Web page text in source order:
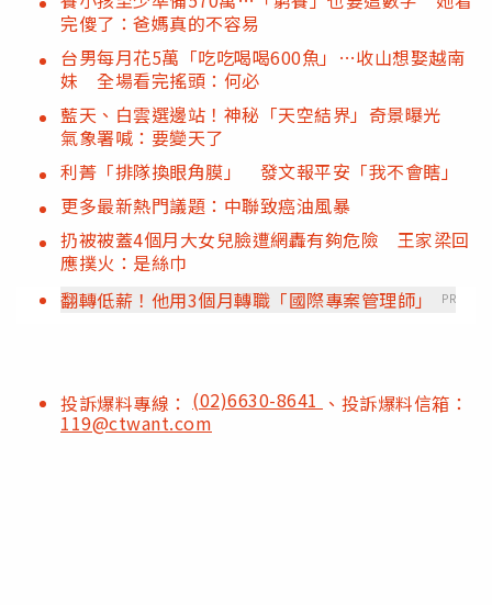
完傻了：爸媽真的不容易
台男每月花5萬「吃吃喝喝600魚」…收山想娶越南
妹 全場看完搖頭：何必
藍天、白雲選邊站！神秘「天空結界」奇景曝光
氣象署喊：要變天了
利菁「排隊換眼角膜」 發文報平安「我不會瞎」
更多最新熱門議題：中聯致癌油風暴
扔被被蓋4個月大女兒臉遭網轟有夠危險 王家梁回
應撲火：是絲巾
翻轉低薪！他用3個月轉職「國際專案管理師」
PR
投訴爆料專線： (02)6630-8641 、投訴爆料信箱：
119@ctwant.com